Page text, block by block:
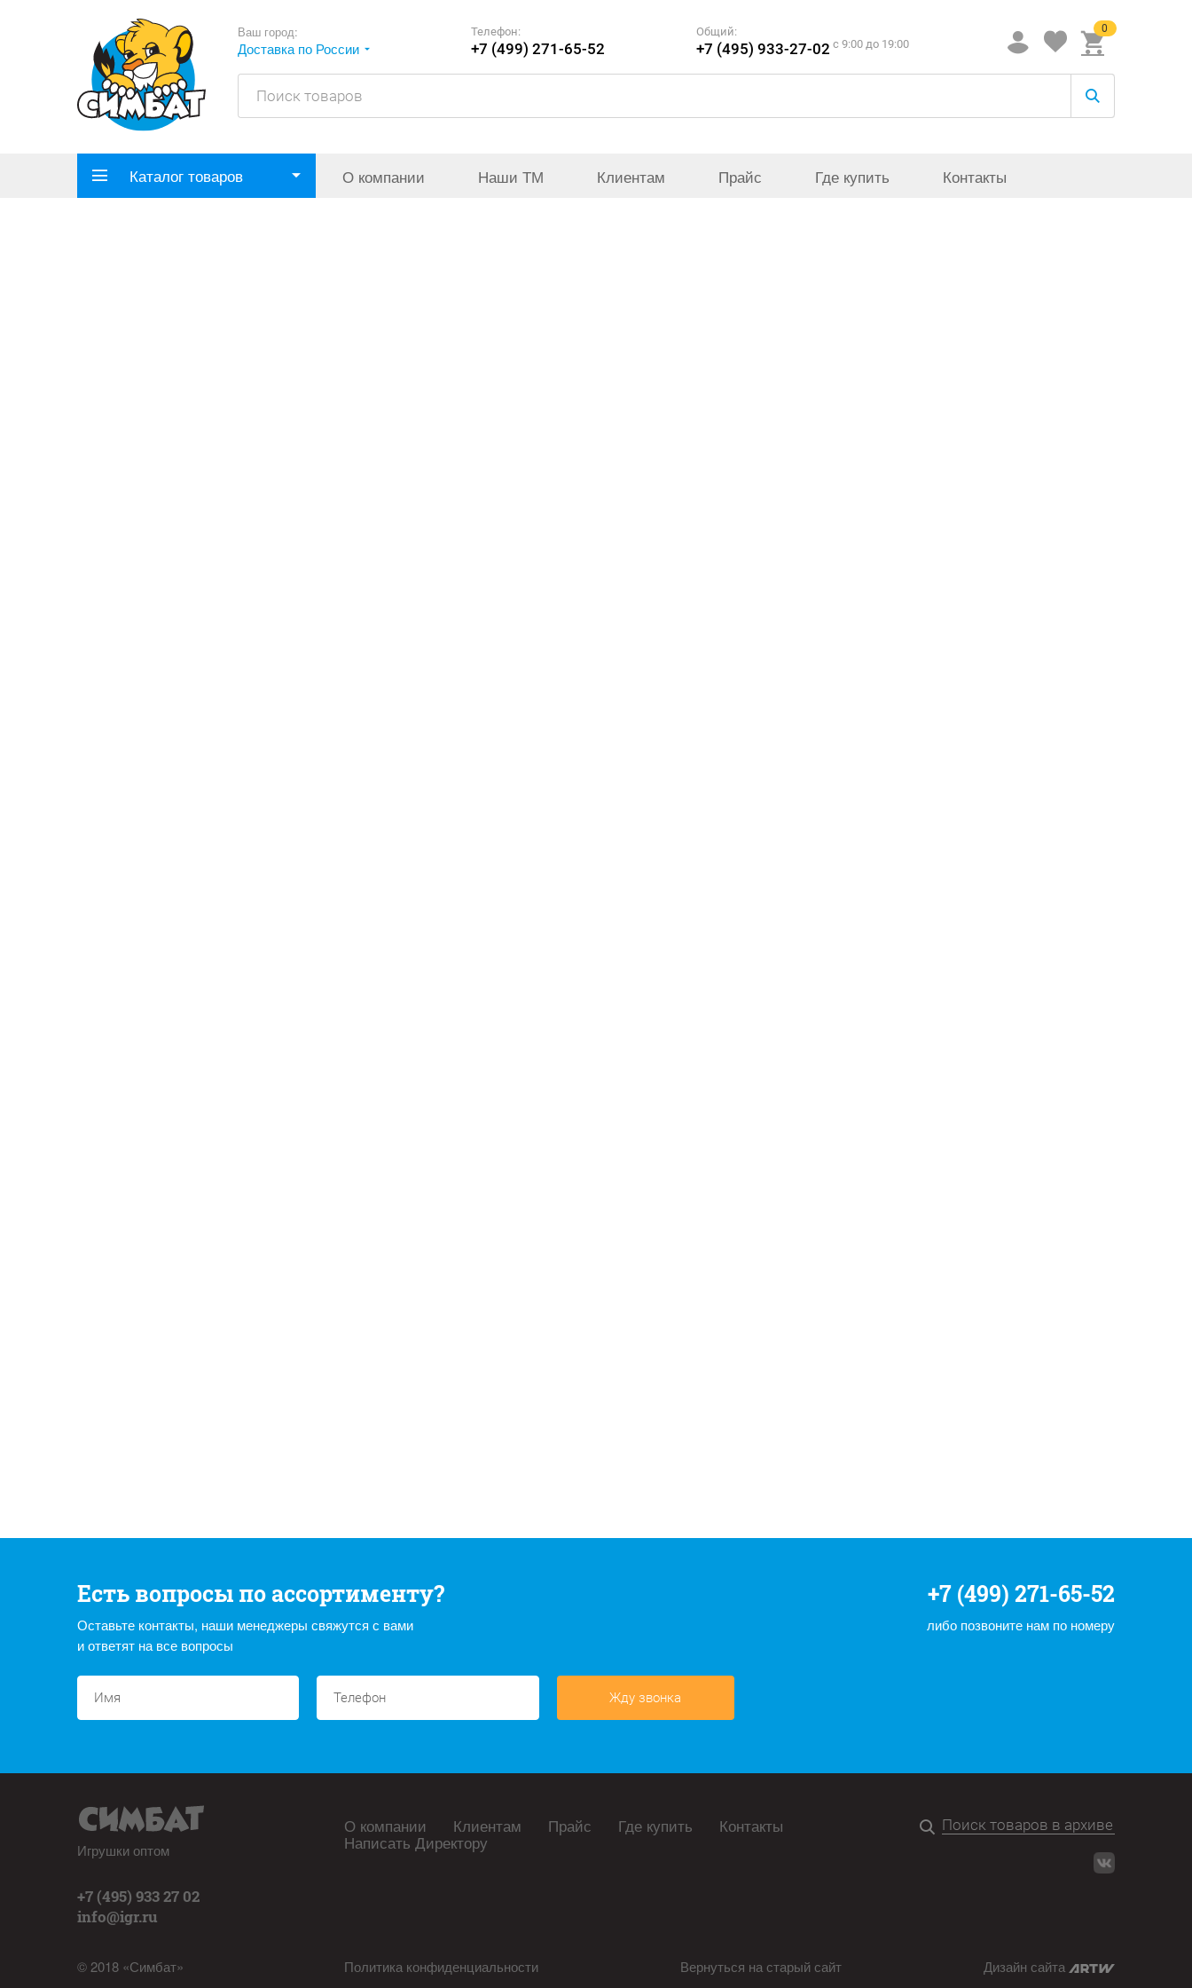
Ваш город:
Доставка по России
Телефон:
+7 (499) 271-65-52
Общий:
+7 (495) 933-27-02 c 9:00 до 19:00
0
Каталог товаров О компании Наши ТМ Клиентам Прайс Где купить Контакты
Есть вопросы по ассортименту?
Оставьте контакты, наши менеджеры свяжутся с вами
и ответят на все вопросы
+7 (499) 271-65-52
либо позвоните нам по номеру
Жду звонка
Игрушки оптом
+7 (495) 933 27 02
info@igr.ru
© 2018 «Симбат»
О компании Клиентам Прайс Где купить Контакты
Написать Директору
Политика конфиденциальности Вернуться на старый сайт Дизайн сайта